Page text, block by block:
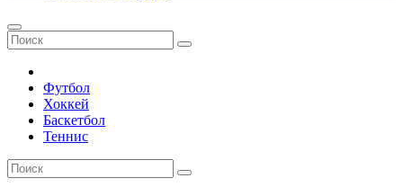
Футбол
Хоккей
Баскетбол
Теннис